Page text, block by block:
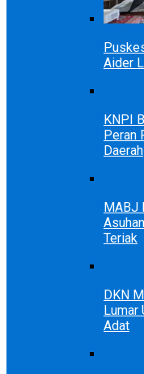
Aider
KNPI
Peran
Daerah
MABJ
Teriak
DKN
Lumar
Adat